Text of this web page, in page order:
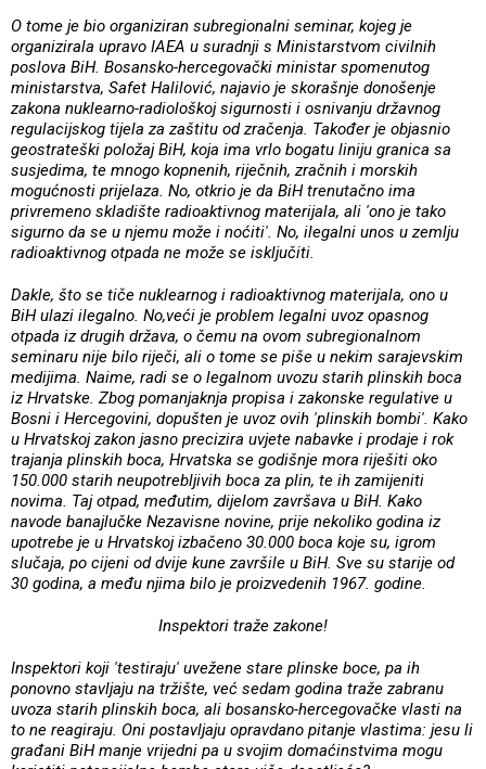
O tome je bio organiziran subregionalni seminar, kojeg je
organizirala upravo IAEA u suradnji s Ministarstvom civilnih
poslova BiH. Bosansko-hercegovački ministar spomenutog
ministarstva, Safet Halilović, najavio je skorašnje donošenje
zakona nuklearno-radiološkoj sigurnosti i osnivanju državnog
regulacijskog tijela za zaštitu od zračenja. Također je objasnio
geostrateški položaj BiH, koja ima vrlo bogatu liniju granica sa
susjedima, te mnogo kopnenih, riječnih, zračnih i morskih
mogućnosti prijelaza. No, otkrio je da BiH trenutačno ima
privremeno skladište radioaktivnog materijala, ali 'ono je tako
sigurno da se u njemu može i noćiti'. No, ilegalni unos u zemlju
radioaktivnog otpada ne može se isključiti.
Dakle, što se tiče nuklearnog i radioaktivnog materijala, ono u
BiH ulazi ilegalno. No,veći je problem legalni uvoz opasnog
otpada iz drugih država, o čemu na ovom subregionalnom
seminaru nije bilo riječi, ali o tome se piše u nekim sarajevskim
medijima. Naime, radi se o legalnom uvozu starih plinskih boca
iz Hrvatske. Zbog pomanjaknja propisa i zakonske regulative u
Bosni i Hercegovini, dopušten je uvoz ovih 'plinskih bombi'. Kako
u Hrvatskoj zakon jasno precizira uvjete nabavke i prodaje i rok
trajanja plinskih boca, Hrvatska se godišnje mora riješiti oko
150.000 starih neupotrebljivih boca za plin, te ih zamijeniti
novima. Taj otpad, međutim, dijelom završava u BiH. Kako
navode banajlučke Nezavisne novine, prije nekoliko godina iz
upotrebe je u Hrvatskoj izbačeno 30.000 boca koje su, igrom
slučaja, po cijeni od dvije kune završile u BiH. Sve su starije od
30 godina, a među njima bilo je proizvedenih 1967. godine.
Inspektori traže zakone!
Inspektori koji 'testiraju' uvežene stare plinske boce, pa ih
ponovno stavljaju na tržište, već sedam godina traže zabranu
uvoza starih plinskih boca, ali bosansko-hercegovačke vlasti na
to ne reagiraju. Oni postavljaju opravdano pitanje vlastima: jesu li
građani BiH manje vrijedni pa u svojim domaćinstvima mogu